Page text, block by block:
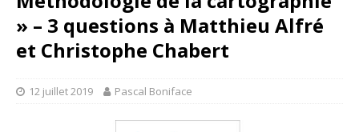
» – 3 questions à Matthieu Alfré
et Christophe Chabert
12 juillet 2019 Pascal Boniface